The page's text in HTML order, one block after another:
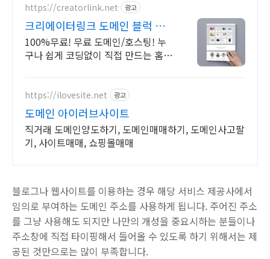
https://creatorlink.net 광고
크리에이터링크 도메인 블럭 쌓
기로 만드는 홈페이지
100%무료! 무료 도메인/호스팅! 누
구나 쉽게 코딩없이 직접 만드는 홈페
이터링크에서.
https://ilovesite.net 광고
도메인 아이러브사이트
직거래 도메인양도하기, 도메인매매하기, 도메인사고팔
기, 사이트매매, 쇼핑몰매매
블로그나 웹사이트를 이용하는 경우 해당 서비스 제공사에서
임의로 부여하는 도메인 주소를 사용하게 됩니다. 주어진 주소
를 그냥 사용해도 되지만 나만의 개성을 중요시하는 분들이나
주소창에 직접 타이핑해서 들어올 수 있도록 하기 위해서는 제
공된 것만으로는 많이 부족합니다.